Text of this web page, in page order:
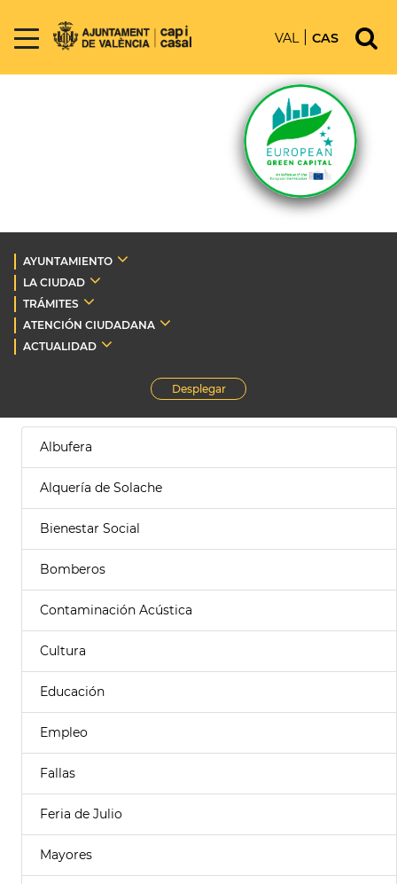
VAL CAS
AYUNTAMIENTO
LA CIUDAD
TRÁMITES
ATENCIÓN CIUDADANA
ACTUALIDAD
Desplegar
Albufera
Alquería de Solache
Bienestar Social
Bomberos
Contaminación Acústica
Cultura
Educación
Empleo
Fallas
Feria de Julio
Mayores